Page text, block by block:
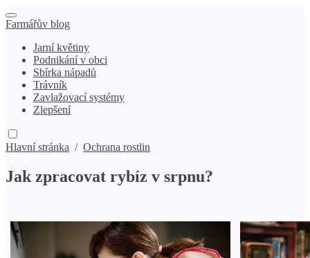
Farmářův blog
Jarní květiny
Podnikání v obci
Sbírka nápadů
Trávník
Zavlažovací systémy
Zlepšení
Hlavní stránka / Ochrana rostlin
Jak zpracovat rybíz v srpnu?